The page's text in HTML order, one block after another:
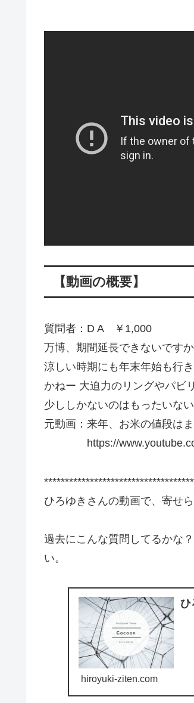
【動画の概要】
質問者：D A ￥1,000
万博、期間延長できないです
涼しい時期にも年末年始も行
かねー 大迫力のリングやパビ
少ししかないのはもったいない
元動画：来年、お米の値段は
https://
ひろゆきさんの動画で、寄せ
過去にこんな質問してるかな
い。
ひ
hiroyuki-ziten.com